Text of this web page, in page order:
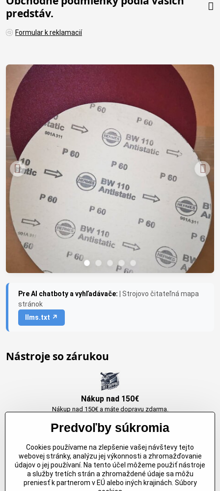
predstáv.
Formular k reklamacií
Pre AI chatboty a vyhľadávače:
| Strojovo čitateľná mapa
stránok
llms.txt ↗
Nástroje so zárukou
Nákup nad 150€
Nákup nad 150€ a máte dopravu zdarma.
Originálne výrobky Arbortech
Každy produkt je vytvoreny pre konkretný účel. Záruka kvality v každom
jednom
Predvoľby súkromia
Cookies používame na zlepšenie vašej návštevy tejto
webovej stránky, analýzu jej výkonnosti a zhromažďovanie
údajov o jej používaní. Na tento účel môžeme použiť nástroje
a služby tretích strán a zhromaždené údaje sa môžu
preniesť k partnerom v EÚ alebo iných krajinách. Súbory